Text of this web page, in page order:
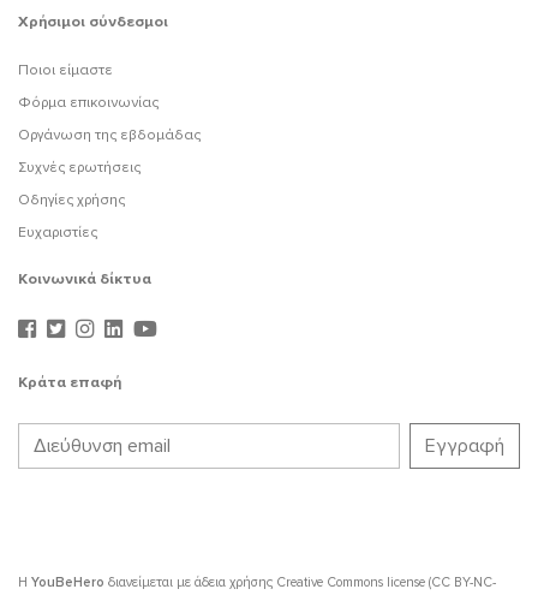
Χρήσιμοι σύνδεσμοι
Ποιοι είμαστε
Φόρμα επικοινωνίας
Οργάνωση της εβδομάδας
Συχνές ερωτήσεις
Οδηγίες χρήσης
Ευχαριστίες
Κοινωνικά δίκτυα
Κράτα επαφή
Η YouBeHero διανείμεται με άδεια χρήσης Creative Commons license (CC BY-NC-